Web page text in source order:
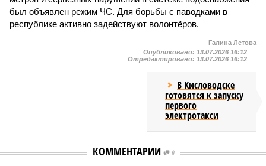
был объявлен режим ЧС. Для борьбы с паводками в
республике активно задействуют волонтёров.
Галина Летова
Опубликовано: 13.07.2026 16:12
Отредактировано: 13.07.2026 16:12
В Кисловодске
готовятся к запуску
первого
электротакси
КОММЕНТАРИИ 0